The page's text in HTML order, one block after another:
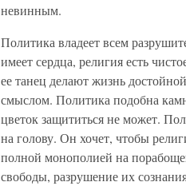
невинным.
Политика владеет всем
имеет сердца, религия есть
ее танец делают жизнь
смыслом. Политика подобна
цветок защититься не может.
на голову. Он хочет, чтобы
полной монополией на
свободы, разрушение их